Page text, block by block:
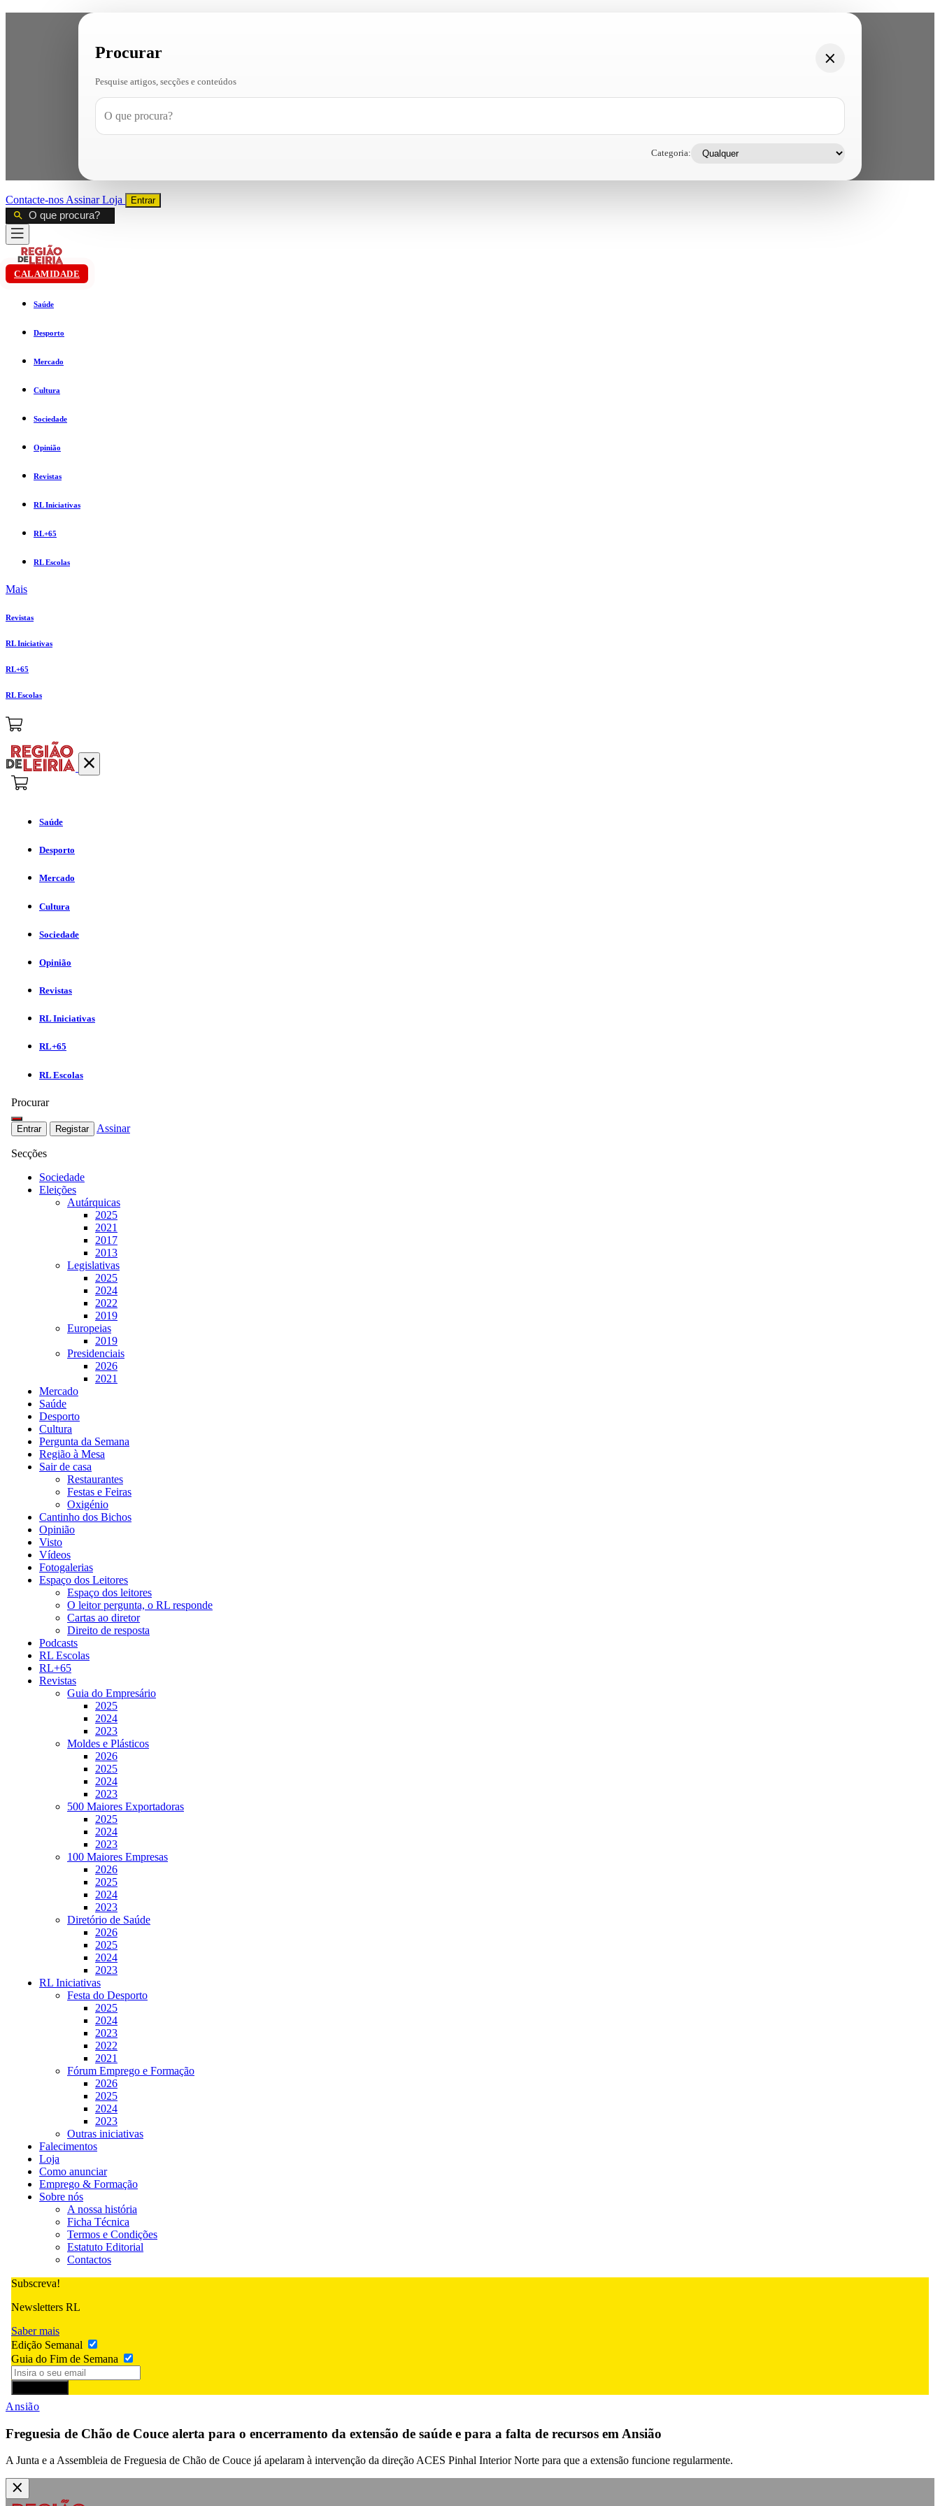
Procurar
Pesquise artigos, secções e conteúdos
Categoria:
Contacte-nos AssinarLoja Entrar
CALAMIDADE
Saúde
Desporto
Mercado
Cultura
Sociedade
Opinião
Revistas
RL Iniciativas
RL+65
RL Escolas
Mais
Revistas
RL Iniciativas
RL+65
RL Escolas
Saúde
Desporto
Mercado
Cultura
Sociedade
Opinião
Revistas
RL Iniciativas
RL+65
RL Escolas
Procurar
Entrar Registar Assinar
Secções
Sociedade
Eleições
Autárquicas
2025
2021
2017
2013
Legislativas
2025
2024
2022
2019
Europeias
2019
Presidenciais
2026
2021
Mercado
Saúde
Desporto
Cultura
Pergunta da Semana
Região à Mesa
Sair de casa
Restaurantes
Festas e Feiras
Oxigénio
Cantinho dos Bichos
Opinião
Visto
Vídeos
Fotogalerias
Espaço dos Leitores
Espaço dos leitores
O leitor pergunta, o RL responde
Cartas ao diretor
Direito de resposta
Podcasts
RL Escolas
RL+65
Revistas
Guia do Empresário
2025
2024
2023
Moldes e Plásticos
2026
2025
2024
2023
500 Maiores Exportadoras
2025
2024
2023
100 Maiores Empresas
2026
2025
2024
2023
Diretório de Saúde
2026
2025
2024
2023
RL Iniciativas
Festa do Desporto
2025
2024
2023
2022
2021
Fórum Emprego e Formação
2026
2025
2024
2023
Outras iniciativas
Falecimentos
Loja
Como anunciar
Emprego & Formação
Sobre nós
A nossa história
Ficha Técnica
Termos e Condições
Estatuto Editorial
Contactos
Subscreva!
Newsletters RL
Saber mais
Edição Semanal
Guia do Fim de Semana
Ansião
Freguesia de Chão de Couce alerta para o encerramento da extensão de saúde e para a falta de recursos em Ansião
A Junta e a Assembleia de Freguesia de Chão de Couce já apelaram à intervenção da direção ACES Pinhal Interior Norte para que a extensão funcione regularmente.